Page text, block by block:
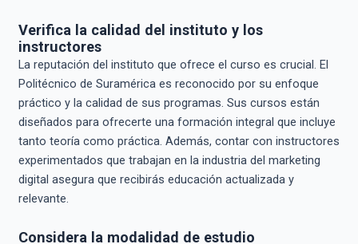
Verifica la calidad del instituto y los
instructores
La reputación del instituto que ofrece el curso es crucial. El
Politécnico de Suramérica es reconocido por su enfoque
práctico y la calidad de sus programas. Sus cursos están
diseñados para ofrecerte una formación integral que incluye
tanto teoría como práctica. Además, contar con instructores
experimentados que trabajan en la industria del marketing
digital asegura que recibirás educación actualizada y
relevante.
Considera la modalidad de estudio